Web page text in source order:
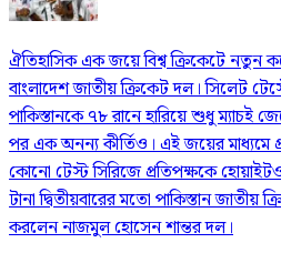
ঐতিহাসিক এক জয়ে বিশ্ব ক্রিকেটে নতুন
বাংলাদেশ জাতীয় ক্রিকেট দল। সিলেট
পাকিস্তানকে ৭৮ রানে হারিয়ে শুধু ম্যাচই
পর এক অনন্য কীর্তিও। এই জয়ের মাধ্যমে
কোনো টেস্ট সিরিজে প্রতিপক্ষকে
টানা দ্বিতীয়বারের মতো পাকিস্তান
করলেন নাজমুল হোসেন শান্তর দল।